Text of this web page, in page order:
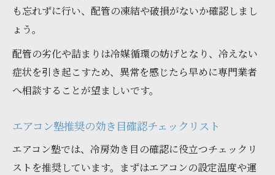
も忘れずに行い、配管の凍結や破損がないか確認しまし
ょう。
配管の劣化や詰まりは冷媒循環の妨げとなり、冷えない
症状を引き起こすため、異常を感じたら早めに専門業者
へ相談することが望ましいです。
エアコン塾推奨の効き目確認チェックリスト
エアコン塾では、冷房効き目の確認に役立つチェックリ
ストを推奨しています。まずはエアコンの設定温度や運